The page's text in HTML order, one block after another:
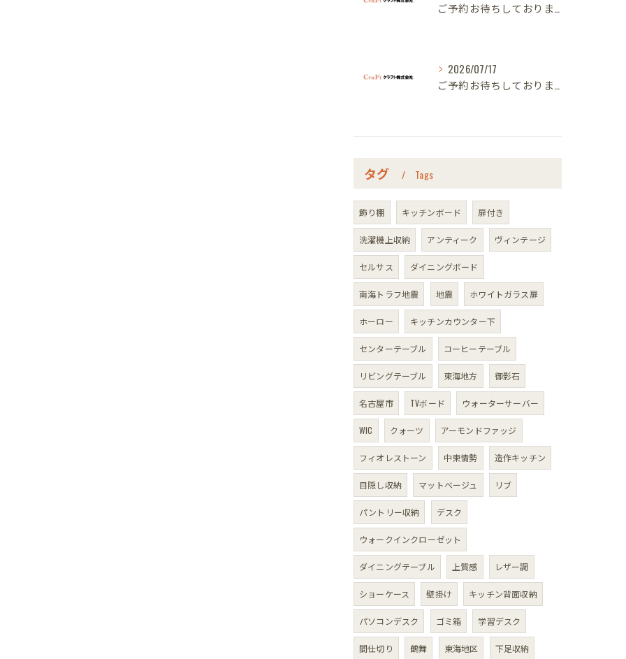
ご予約お待ちしております｜名古屋のオーダー家具ならクラフト
2026/07/17
ご予約お待ちしております｜名古屋のオーダー家具ならクラフト
タグ Tags
飾り棚 キッチンボード 扉付き
洗濯機上収納 アンティーク ヴィンテージ
セルサス ダイニングボード
南海トラフ地震 地震 ホワイトガラス扉
ホーロー キッチンカウンター下
センターテーブル コーヒーテーブル
リビングテーブル 東海地方 御影石
名古屋市 TVボード ウォーターサーバー
WIC クォーツ アーモンドファッジ
フィオレストーン 中東情勢 造作キッチン
目隠し収納 マットベージュ リブ
パントリー収納 デスク
ウォークインクローゼット
ダイニングテーブル 上質感 レザー調
ショーケース 壁掛け キッチン背面収納
パソコンデスク ゴミ箱 学習デスク
間仕切り 鶴舞 東海地区 下足収納